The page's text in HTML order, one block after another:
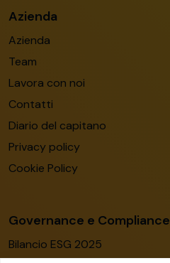
Azienda
Azienda
Team
Lavora con noi
Contatti
Diario del capitano
Privacy policy
Cookie Policy
Governance e Compliance
Bilancio ESG 2025